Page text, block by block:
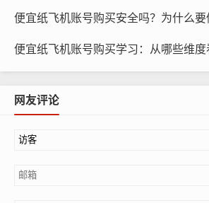
手段，我们可以定期发布一些内容，
片等，让账号保持新鲜感，更新个人
简介等，可以增加账号的吸引力。
换，安装杀毒软件，定期扫描电脑，以
圾信息，如广告、恶意链接等。
便宜纸飞机账号购买学习：从哪些维
网友评论